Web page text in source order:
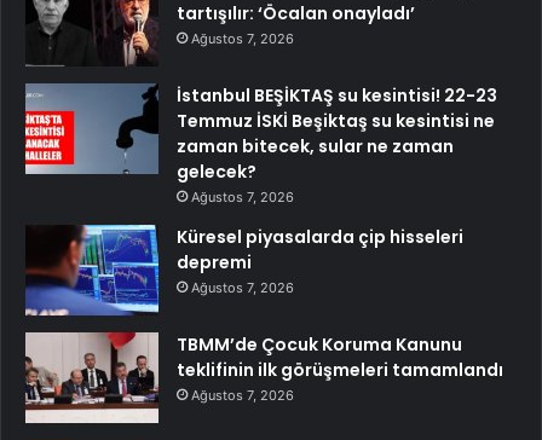
tartışılır: ‘Öcalan onayladı’
Ağustos 7, 2026
İstanbul BEŞİKTAŞ su kesintisi! 22-23
Temmuz İSKİ Beşiktaş su kesintisi ne
zaman bitecek, sular ne zaman
gelecek?
Ağustos 7, 2026
Küresel piyasalarda çip hisseleri
depremi
Ağustos 7, 2026
TBMM’de Çocuk Koruma Kanunu
teklifinin ilk görüşmeleri tamamlandı
Ağustos 7, 2026